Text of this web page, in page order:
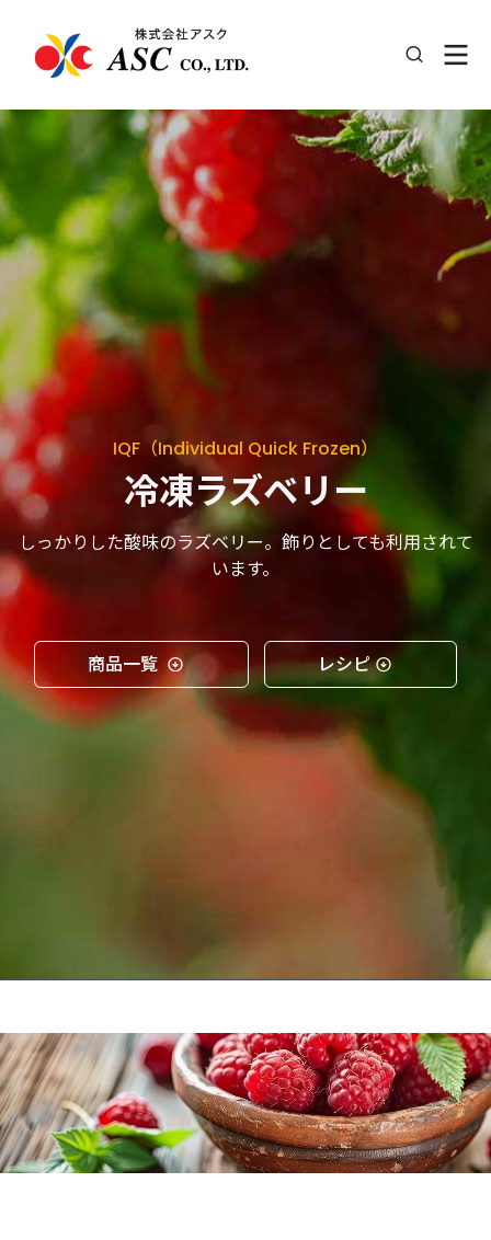
IQF（Individual Quick Frozen）
冷凍ラズベリー
しっかりした酸味のラズベリー。飾りとしても利用されて
います。
商品一覧 レシピ